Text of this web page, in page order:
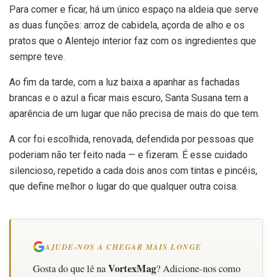
Para comer e ficar, há um único espaço na aldeia que serve
as duas funções: arroz de cabidela, açorda de alho e os
pratos que o Alentejo interior faz com os ingredientes que
sempre teve.
Ao fim da tarde, com a luz baixa a apanhar as fachadas
brancas e o azul a ficar mais escuro, Santa Susana tem a
aparência de um lugar que não precisa de mais do que tem.
A cor foi escolhida, renovada, defendida por pessoas que
poderiam não ter feito nada — e fizeram. É esse cuidado
silencioso, repetido a cada dois anos com tintas e pincéis,
que define melhor o lugar do que qualquer outra coisa.
AJUDE-NOS A CHEGAR MAIS LONGE
Gosta do que lê naVortexMag? Adicione-nos como